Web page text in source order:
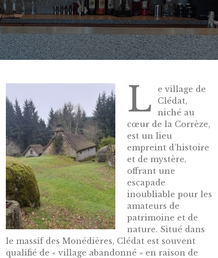
L
e village de
Clédat,
niché au
cœur de la Corrèze,
est un lieu
empreint d’histoire
et de mystère,
offrant une
escapade
inoubliable pour les
amateurs de
patrimoine et de
nature. Situé dans
le massif des Monédières, Clédat est souvent
qualifié de « village abandonné » en raison de